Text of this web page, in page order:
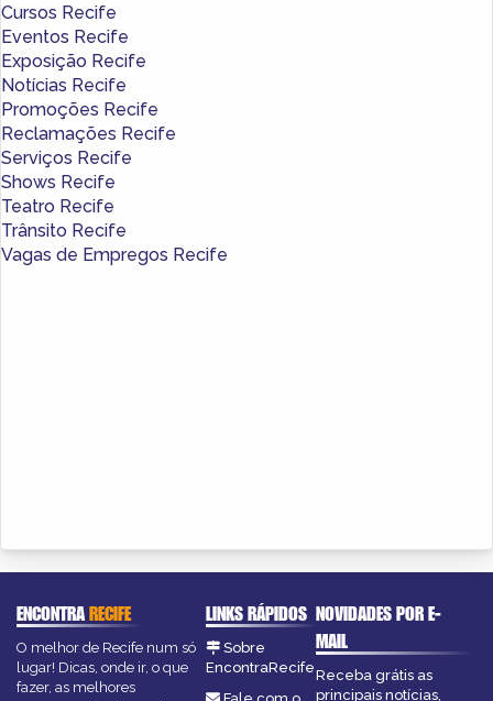
Cursos Recife
Eventos Recife
Exposição Recife
Notícias Recife
Promoções Recife
Reclamações Recife
Serviços Recife
Shows Recife
Teatro Recife
Trânsito Recife
Vagas de Empregos Recife
ENCONTRARECIFE
O melhor de Recife num só
lugar! Dicas, onde ir, o que
fazer, as melhores
LINKS RÁPIDOS
Sobre
EncontraRecife
NOVIDADES POR E-
MAIL
Receba grátis as
principais notícias,